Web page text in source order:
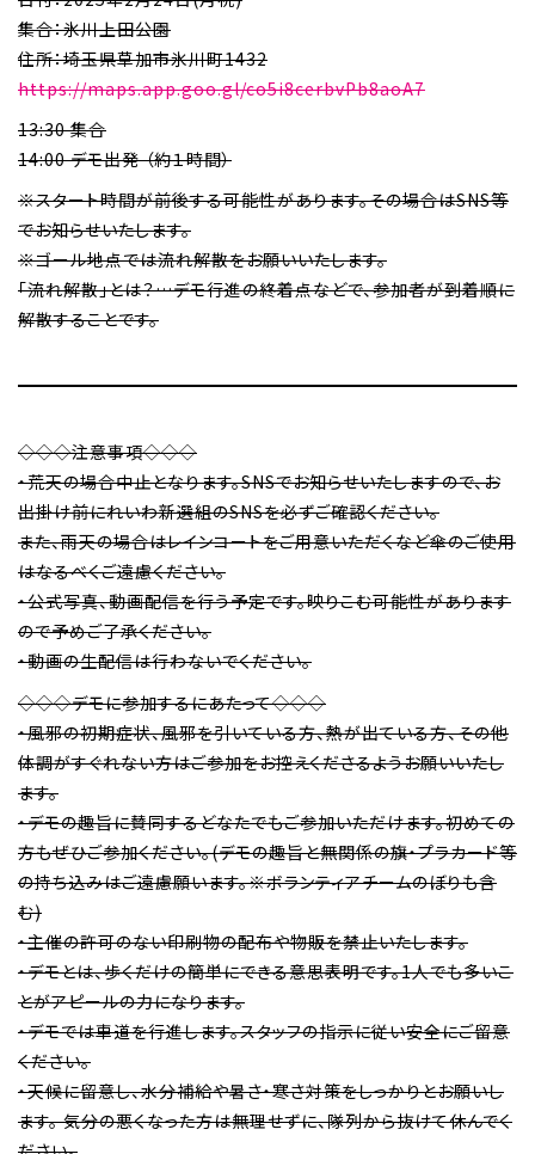
集合：氷川上田公園
住所：埼玉県草加市氷川町1432
https://maps.app.goo.gl/co5i8cerbvPb8aoA7
13:30 集合
14:00 デモ出発 （約１時間）
※スタート時間が前後する可能性があります。その場合はSNS等
でお知らせいたします。
※ゴール地点では流れ解散をお願いいたします。
「流れ解散」とは？…デモ行進の終着点などで、参加者が到着順に
解散することです。
◇◇◇注意事項◇◇◇
・荒天の場合中止となります。SNSでお知らせいたしますので、お
出掛け前にれいわ新選組のSNSを必ずご確認ください。
また、雨天の場合はレインコートをご用意いただくなど傘のご使用
はなるべくご遠慮ください。
・公式写真、動画配信を行う予定です。映りこむ可能性があります
ので予めご了承ください。
・動画の生配信は行わないでください。
◇◇◇デモに参加するにあたって◇◇◇
・風邪の初期症状、風邪を引いている方、熱が出ている方、その他
体調がすぐれない方はご参加をお控えくださるようお願いいたし
ます。
・デモの趣旨に賛同するどなたでもご参加いただけます。初めての
方もぜひご参加ください。(デモの趣旨と無関係の旗・プラカード等
の持ち込みはご遠慮願います。※ボランティアチームのぼりも含
む)
・主催の許可のない印刷物の配布や物販を禁止いたします。
・デモとは、歩くだけの簡単にできる意思表明です。1人でも多いこ
とがアピールの力になります。
・デモでは車道を行進します。スタッフの指示に従い安全にご留意
ください。
・天候に留意し、水分補給や暑さ・寒さ対策をしっかりとお願いし
ます。 気分の悪くなった方は無理せずに、隊列から抜けて休んでく